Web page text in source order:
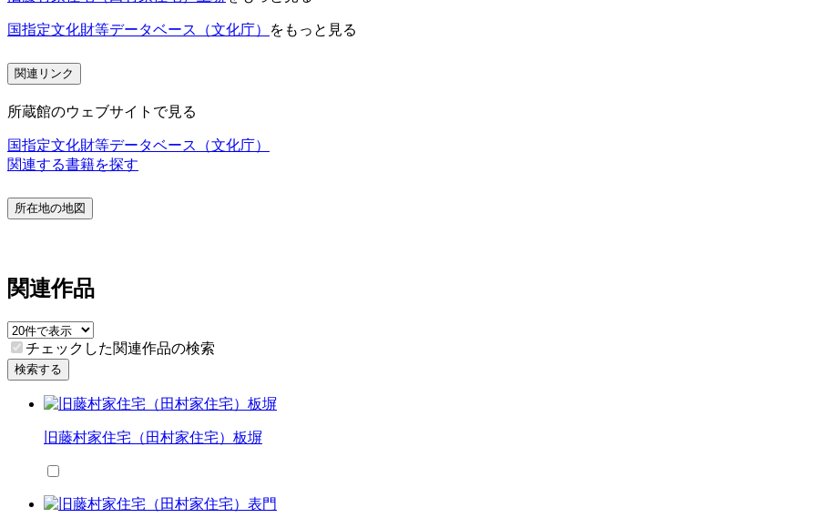
国指定文化財等データベース（文化庁） をもっと見る
関連リンク
所蔵館のウェブサイトで見る
国指定文化財等データベース（文化庁）
関連する書籍を探す
所在地の地図
関連作品
チェックした関連作品の検索
検索する
旧藤村家住宅（田村家住宅）板塀